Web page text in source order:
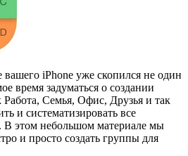
iPhone уже скопился не один
время задуматься о создании
Семья, Офис, Друзья и так
и систематизировать все
В этом небольшом материале мы
и просто создать группы для